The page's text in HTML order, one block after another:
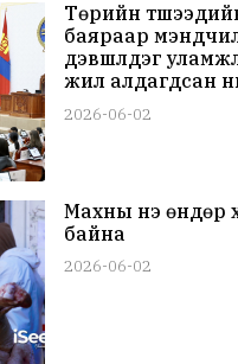
Төрийн
баяраар
дэвшүүлдэг
жил алдагдсан
настай хүүхэд амь
эрсэдсэнтэй
2026-06-02
Махны үнэ өндөр
байна
2026-06-02